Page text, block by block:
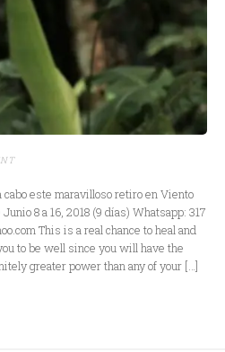
cabo este maravilloso retiro en Viento
8 a 16, 2018 (9 días) Whatsapp: 317
This is a real chance to heal and
to be well since you will have the
greater power than any of your […]